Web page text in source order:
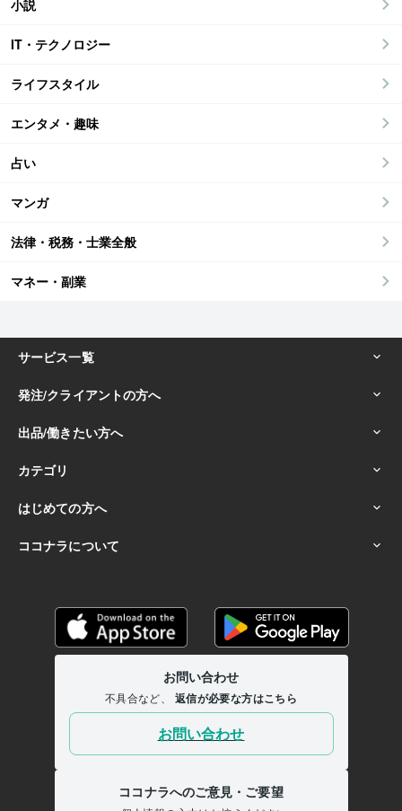
小説
IT・テクノロジー
ライフスタイル
エンタメ・趣味
占い
マンガ
法律・税務・士業全般
マネー・副業